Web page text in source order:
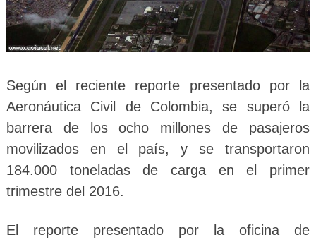
Según el reciente reporte presentado por la
Aeronáutica Civil de Colombia, se superó la
barrera de los ocho millones de pasajeros
movilizados en el país, y se transportaron
184.000 toneladas de carga en el primer
trimestre del 2016.
El reporte presentado por la oficina de